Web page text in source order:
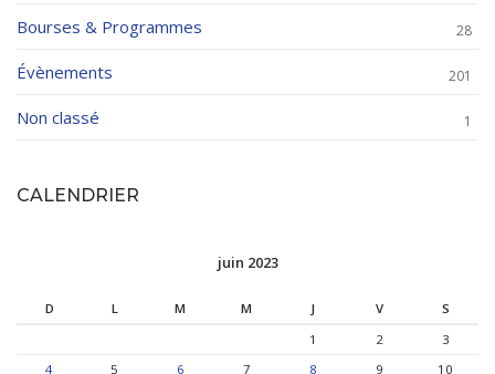
Bourses & Programmes 28
Évènements 201
Non classé 1
CALENDRIER
juin 2023
D L M M J V
S
1
2
3
4
5 6 7 8 9
10